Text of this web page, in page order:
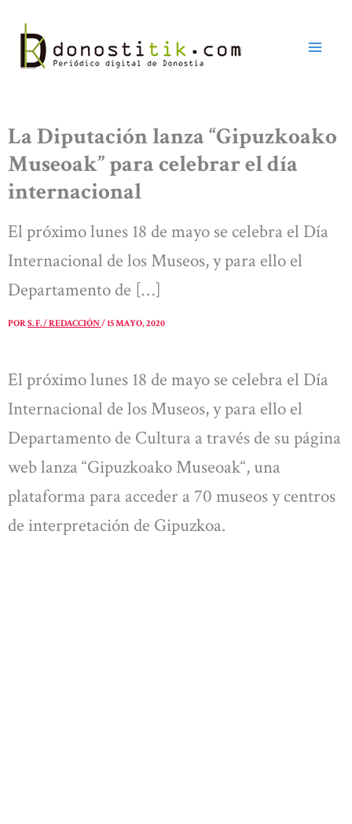
contenido
La Diputación lanza “Gipuzkoako
Museoak” para celebrar el día
internacional
El próximo lunes 18 de mayo se celebra el Día
Internacional de los Museos, y para ello el
Departamento de […]
PORS. F. / REDACCIÓN/15 MAYO, 2020
El próximo lunes 18 de mayo se celebra el Día
Internacional de los Museos, y para ello el
Departamento de Cultura a través de su página
web lanza “Gipuzkoako Museoak“, una
plataforma para acceder a 70 museos y centros
de interpretación de Gipuzkoa.